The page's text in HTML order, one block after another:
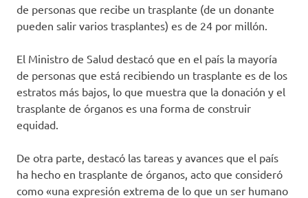
de personas que recibe un trasplante (de un donante
pueden salir varios trasplantes) es de 24 por millón.
El Ministro de Salud destacó que en el país la mayoría
de personas que está recibiendo un trasplante es de los
estratos más bajos, lo que muestra que la donación y el
trasplante de órganos es una forma de construir
equidad.
De otra parte, destacó las tareas y avances que el país
ha hecho en trasplante de órganos, acto que consideró
como «una expresión extrema de lo que un ser humano